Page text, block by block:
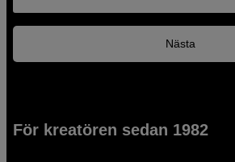
Nästa
För kreatören sedan 1982